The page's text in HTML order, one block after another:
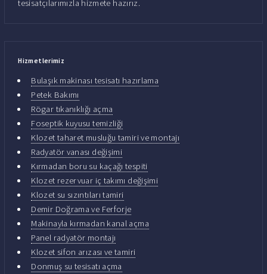
tesisatçılarımızla hizmete hazırız.
Hizmetlerimiz
Bulaşık makinası tesisatı hazırlama
Petek Bakımı
Rögar tıkanıklığı açma
Foseptik kuyusu temizliği
Klozet taharet musluğu tamiri ve montajı
Radyatör vanası değişimi
Kırmadan boru su kaçağı tespiti
Klozet rezervuar iç takımı değişimi
Klozet su sızıntıları tamiri
Demir Doğrama ve Ferforje
Makinayla kırmadan kanal açma
Panel radyatör montajı
Klozet sifon arızası ve tamiri
Donmuş su tesisatı açma